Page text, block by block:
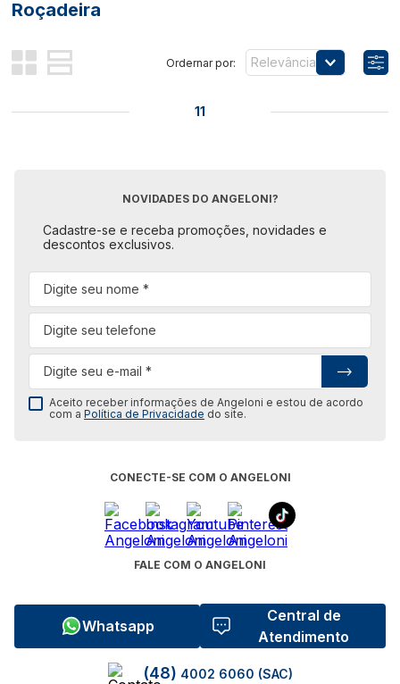
Roçadeira
Relevância
11
NOVIDADES DO ANGELONI?
Cadastre-se e receba promoções, novidades e
descontos exclusivos.
Aceito receber informações de Angeloni e estou de acordo
com aPolítica de Privacidade do site.
CONECTE-SE COM O ANGELONI
FALE COM O ANGELONI
Whatsapp
Central de
Atendimento
(48) 4002 6060 (SAC)